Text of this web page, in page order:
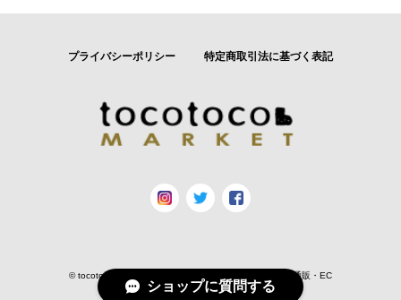
プライバシーポリシー 特定商取引法に基づく表記
© tocotocoマーケット｜おしゃれでかわいい育児用品の通販・EC
ショップに質問する